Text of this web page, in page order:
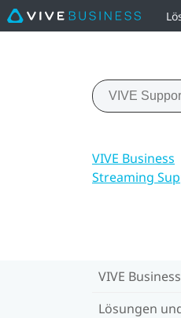
VIVE Business
Streaming
VIVE
Lösungen